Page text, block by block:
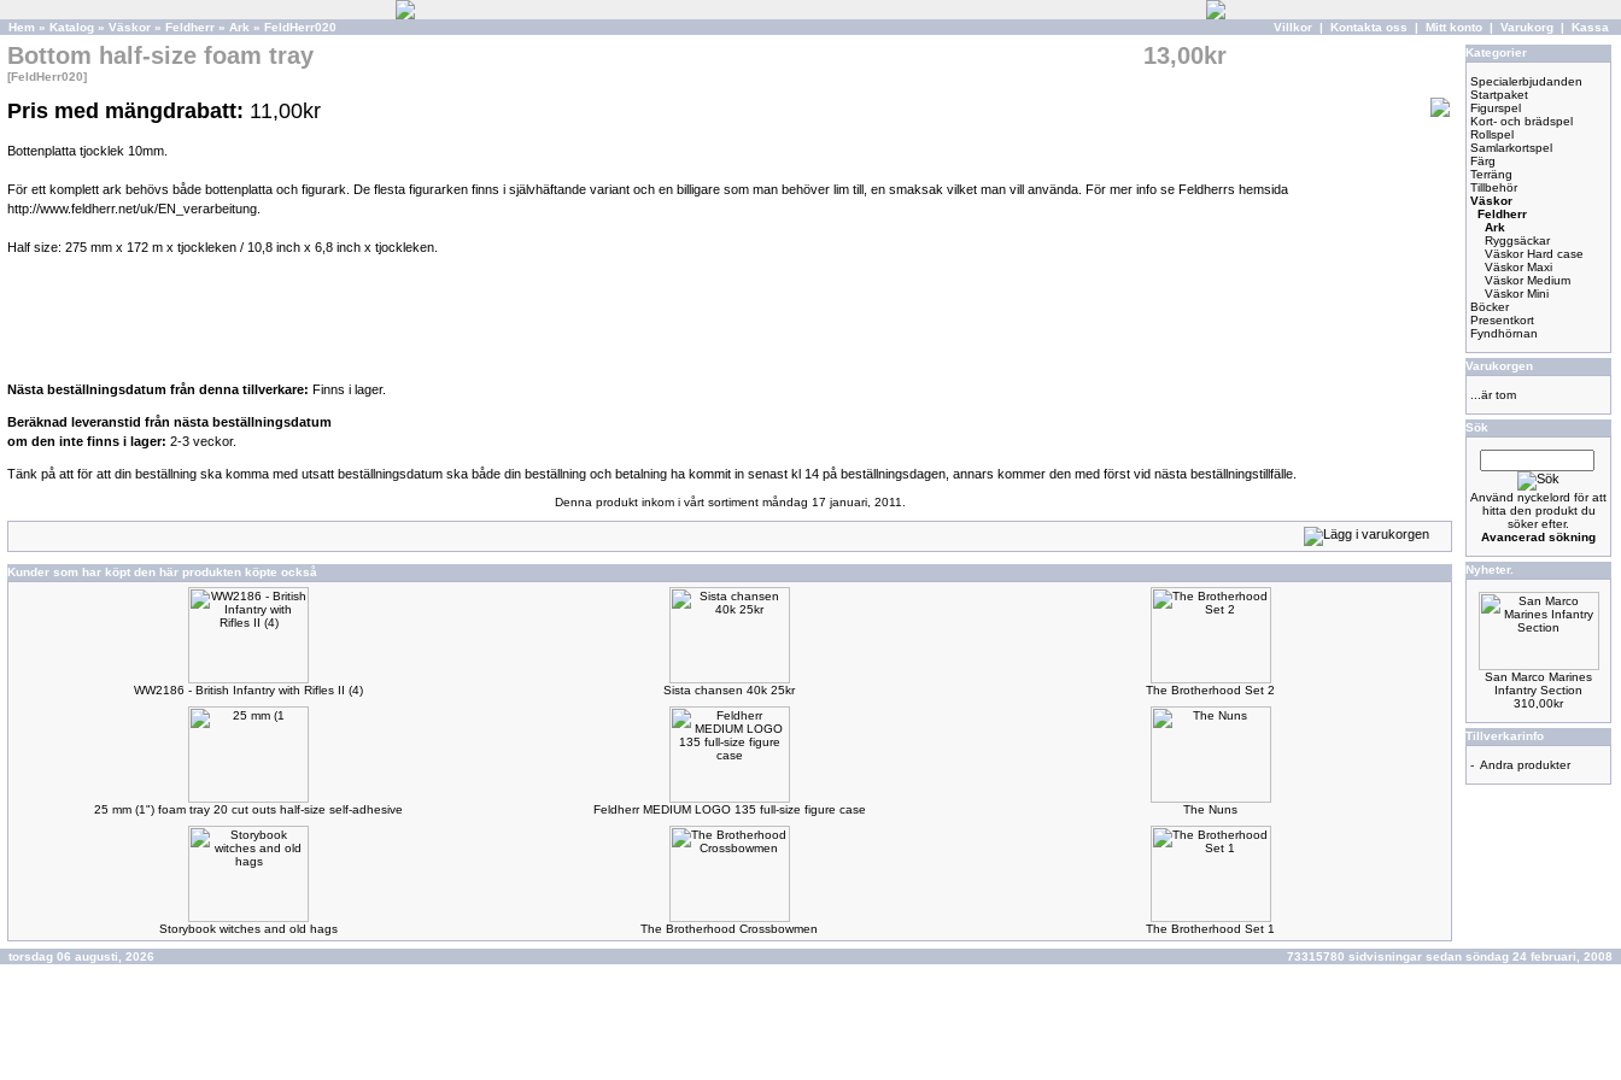
Hem » Katalog » Väskor » Feldherr » Ark » FeldHerr020 Villkor | Kontakta oss | Mitt konto | Varukorg | Kassa
Bottom half-size foam tray
[FeldHerr020]
13,00kr
Pris med mängdrabatt: 11,00kr
Bottenplatta tjocklek 10mm.
För ett komplett ark behövs både bottenplatta och figurark. De flesta figurarken finns i självhäftande variant och en billigare som man behöver lim till, en smaksak vilket man vill använda. För mer info se Feldherrs hemsida
http://www.feldherr.net/uk/EN_verarbeitung.
Half size: 275 mm x 172 m x tjockleken / 10,8 inch x 6,8 inch x tjockleken.
Nästa beställningsdatum från denna tillverkare: Finns i lager.
Beräknad leveranstid från nästa beställningsdatum
om den inte finns i lager: 2-3 veckor.
Tänk på att för att din beställning ska komma med utsatt beställningsdatum ska både din beställning och betalning ha kommit in senast kl 14 på beställningsdagen, annars kommer den med först vid nästa beställningstillfälle.
Denna produkt inkom i vårt sortiment måndag 17 januari, 2011.
Kunder som har köpt den här produkten köpte också
WW2186 - British Infantry with Rifles II (4) Sista chansen 40k 25kr The Brotherhood Set 2
25 mm (1") foam tray 20 cut outs half-size self-adhesive Feldherr MEDIUM LOGO 135 full-size figure case The Nuns
Storybook witches and old hags The Brotherhood Crossbowmen The Brotherhood Set 1
Kategorier
Specialerbjudanden
Startpaket
Figurspel
Kort- och brädspel
Rollspel
Samlarkortspel
Färg
Terräng
Tillbehör
Väskor
Feldherr
Ark
Ryggsäckar
Väskor Hard case
Väskor Maxi
Väskor Medium
Väskor Mini
Böcker
Presentkort
Fyndhörnan
Varukorgen
...är tom
Sök
Använd nyckelord för att
hitta den produkt du
söker efter.
Avancerad sökning
Nyheter.
San Marco Marines
Infantry Section
310,00kr
Tillverkarinfo
- Andra produkter
torsdag 06 augusti, 2026 73315780 sidvisningar sedan söndag 24 februari, 2008